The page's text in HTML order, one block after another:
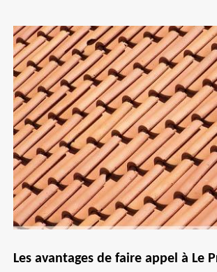
Les avantages de faire appel à Le